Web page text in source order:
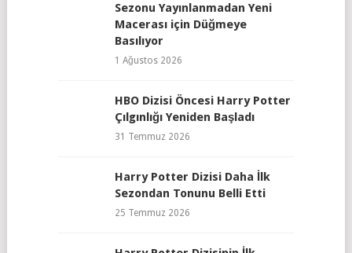
Sezonu Yayınlanmadan Yeni
Macerası için Düğmeye
Basılıyor
1 Ağustos 2026
HBO Dizisi Öncesi Harry Potter
Çılgınlığı Yeniden Başladı
31 Temmuz 2026
Harry Potter Dizisi Daha İlk
Sezondan Tonunu Belli Etti
25 Temmuz 2026